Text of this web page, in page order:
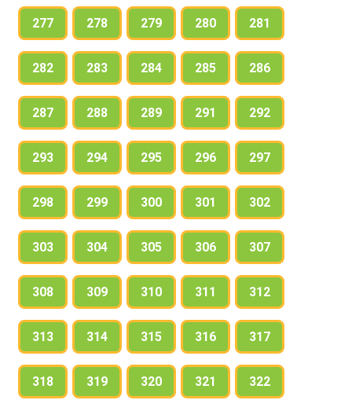
277 278 279 280 281
282 283 284 285 286
287 288 289 291 292
293 294 295 296 297
298 299 300 301 302
303 304 305 306 307
308 309 310 311 312
313 314 315 316 317
318 319 320 321 322